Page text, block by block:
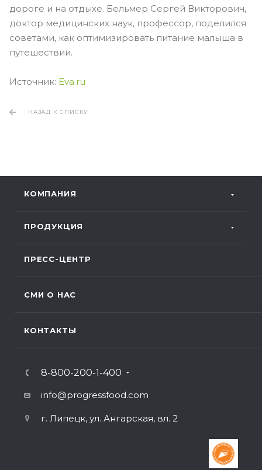
дороге и на отдыхе. Бельмер Сергей Викторович,
доктор медицинских наук, профессор, поделился
советами, как оптимизировать питание малыша в
путешествии.
Источник: Eva.ru
НАЗАД К СПИСКУ
КОМПАНИЯ
ПРОДУКЦИЯ
ПРЕСС-ЦЕНТР
СМИ О НАС
КОНТАКТЫ
8-800-200-1-400
info@progressfood.com
г. Липецк, ул. Ангарская, вл. 2